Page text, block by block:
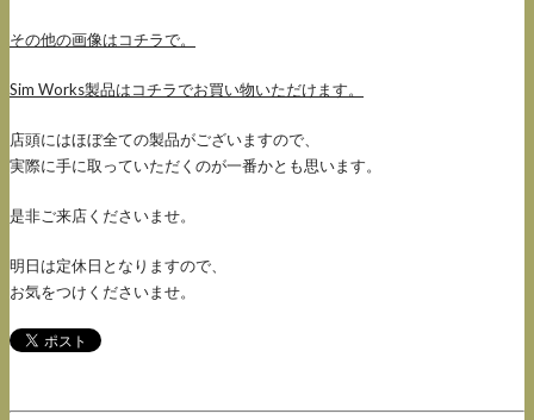
その他の画像はコチラで。
Sim Works製品はコチラでお買い物いただけます。
店頭にはほぼ全ての製品がございますので、
実際に手に取っていただくのが一番かとも思います。
是非ご来店くださいませ。
明日は定休日となりますので、
お気をつけくださいませ。